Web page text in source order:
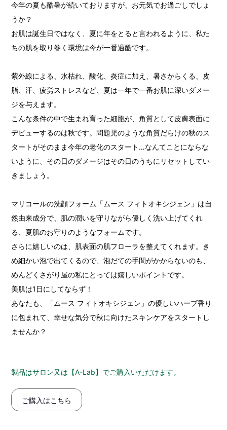
今年の夏も酷暑が続いておりますが、お元気でお過ごしでしょ
うか？
お肌は誕生日ではなく、夏に年をとると言われるように、私た
ちの肌を取り巻く環境は今が一番過酷です。
紫外線による、水枯れ、酸化、炎症に加え、暑さからくる、皮
脂、汗、疲労ストレスなど、夏は一年で一番お肌に深いダメー
ジを与えます。
こんな条件の中で生まれ育った細胞が、角質として皮膚表面に
デビューするのは秋です。問題児のような角質だらけの秋のス
タートがそのまま今年の老化のスタート…なんてことにならな
いように、その日のダメージはその日のうちにリセットしてい
きましょう。
マリコールの洗顔フォーム「ムース フィトオキシジェン」は自
然由来成分で、肌の潤いを守りながら優しく洗い上げてくれ
る、夏肌のお守りのようなフォームです。
さらに嬉しいのは、肌表面の肌フローラを整えてくれます。き
め細かい泡で出てくるので、泡だての手間がかからないのも、
めんどくさがり屋の私にとっては嬉しいポイントです。
美肌は1日にしてならず！
あなたも、「ムース フィトオキシジェン」の優しいハーブ香り
に包まれて、幸せな気分で秋に向けたスキンケアをスタートし
ませんか？
製品はサロン又は【A-Lab】でご購入いただけます。
ご購入はこちら